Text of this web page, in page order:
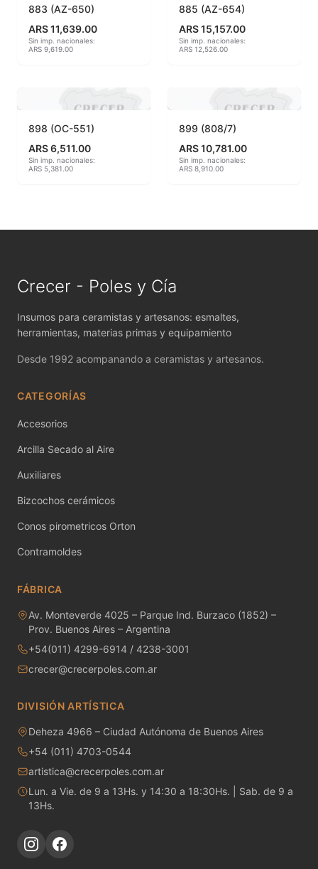
MAYCO CLEAR GLAZES
MAYCO DESIGNER LINER
MAYCO DUNCAN EZ STROKES
MAYCO DUNCAN FRENCH DIMENSIONS
MAYCO E & E CHUNKIES
MAYCO FIRED PRODUCTS ACCESSORI
MAYCO FOUNDATIONS OPAQUE
MAYCO FOUNDATIONS SHEER
MAYCO FUNDAMENTALS UNDERGLAZES
MAYCO JUNGLE GEMS
MAYCO MAGIC METALLICS
MAYCO POTTERY CASCADES
MAYCO RAKU GLAZES
MAYCO RAPID ROLL
MAYCO SNOW GEMS
MAYCO SPECIALTY GLAZES
MAYCO STROKE & COAT
Metales preciosos y luestres
Moldes de yeso
883 (AZ-650)
ARS 11,639.00
Sin imp. nacionales:
ARS 9,619.00
885 (AZ-654)
ARS 15,157.00
Sin imp. nacionales:
ARS 12,526.00
898 (OC-551)
ARS 6,511.00
Sin imp. nacionales:
ARS 5,381.00
899 (808/7)
ARS 10,781.00
Sin imp. nacionales:
ARS 8,910.00
Crecer - Poles y Cía
Insumos para ceramistas y artesanos: esmaltes,
herramientas, materias primas y equipamiento
Desde 1992 acompanando a ceramistas y artesanos.
CATEGORÍAS
Accesorios
Arcilla Secado al Aire
Auxiliares
Bizcochos cerámicos
Conos pirometricos Orton
Contramoldes
FÁBRICA
Av. Monteverde 4025 – Parque Ind. Burzaco (1852) –
Prov. Buenos Aires – Argentina
+54(011) 4299-6914 / 4238-3001
crecer@crecerpoles.com.ar
DIVISIÓN ARTÍSTICA
Deheza 4966 – Ciudad Autónoma de Buenos Aires
+54 (011) 4703-0544
artistica@crecerpoles.com.ar
Lun. a Vie. de 9 a 13Hs. y 14:30 a 18:30Hs. | Sab. de 9 a
13Hs.